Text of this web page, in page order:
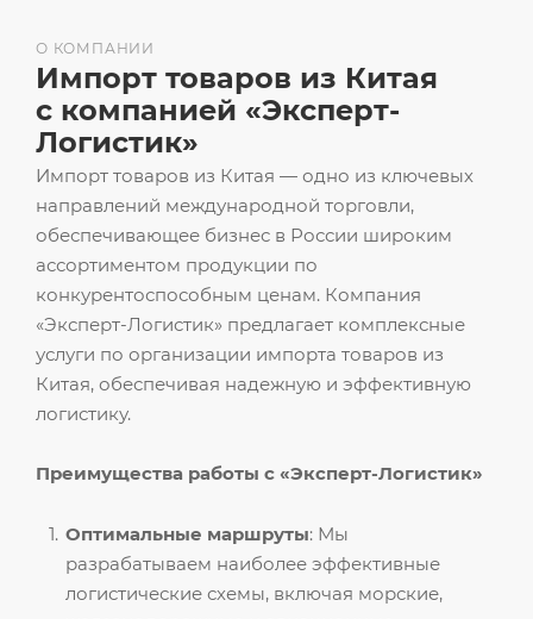
Импорт товаров из Китая — одно из ключевых
направлений международной торговли,
обеспечивающее бизнес в России широким
ассортиментом продукции по
конкурентоспособным ценам. Компания
«Эксперт-Логистик» предлагает комплексные
услуги по организации импорта товаров из
Китая, обеспечивая надежную и эффективную
логистику.
Преимущества работы с «Эксперт-Логистик»
Оптимальные маршруты: Мы
разрабатываем наиболее эффективные
логистические схемы, включая морские,
О КОМПАНИИ
Импорт товаров из Китая
с компанией «Эксперт-
Логистик»